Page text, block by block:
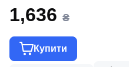
1,636 ₴
Купити